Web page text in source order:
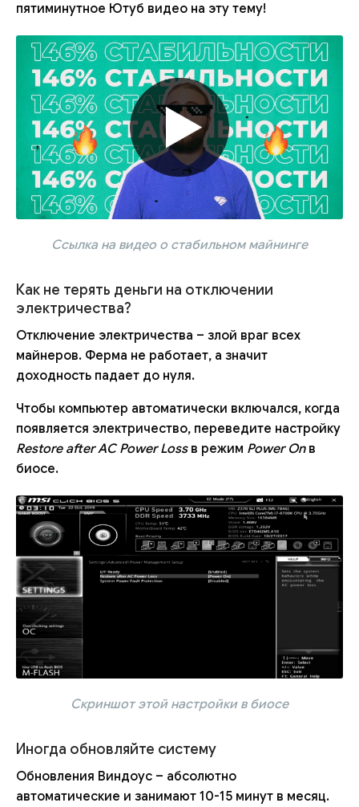
пятиминутное Ютуб видео на эту тему!
Ссылка на видео о стабильном майнинге
Как не терять деньги на отключении
электричества?
Отключение электричества – злой враг всех
майнеров. Ферма не работает, а значит
доходность падает до нуля.
Чтобы компьютер автоматически включался, когда
появляется электричество, переведите настройку
Restore after AC Power Lossв режим Power Onв
биосе.
Скриншот этой настройки в биосе
Иногда обновляйте систему
Обновления Виндоус – абсолютно
автоматические и занимают 10-15 минут в месяц.